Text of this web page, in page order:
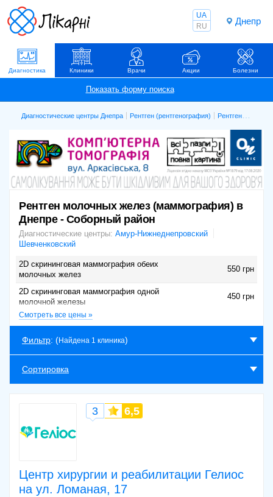
Днепр
UA
RU
Диагностика Клиники Врачи Акции Болезни
Диагностические центры Днепра Рентген (рентгенография) Рентген молочных желез (маммография)
Рентген молочных желез (маммография) в
Днепре - Соборный район
Диагностические центры: Амур-Нижнеднепровский
Шевченковский
2D скрининговая маммография обеих
молочных желез
550 грн
2D скрининговая маммография одной
молочной железы
450 грн
Маммография обеих молочных желез в
Innovality 3D с томозинтезом
Маммография одной молочной железы в
двух стандартных проекциях (по
830 грн
Смотреть все цены »
Фильтр: (Найдена 1 клиника)
Сортировка
Центр хирургии и реабилитации Гелиос
на ул. Ломаная, 17
3 6,5